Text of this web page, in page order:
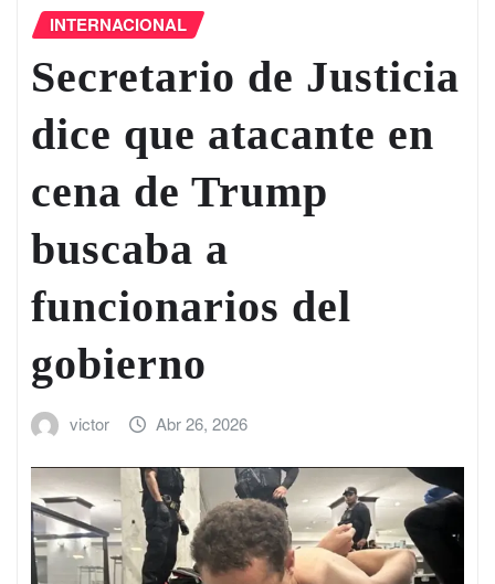
INTERNACIONAL
Secretario de Justicia
dice que atacante en
cena de Trump
buscaba a
funcionarios del
gobierno
victor Abr 26, 2026